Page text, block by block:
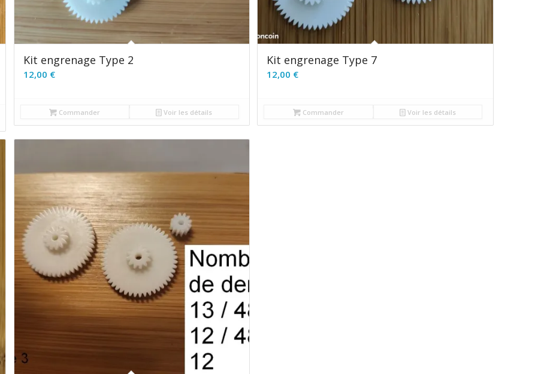
Kit engrenage Type 2
12,00 €
Commander Voir les détails
Kit engrenage Type 7
12,00 €
Commander Voir les détails